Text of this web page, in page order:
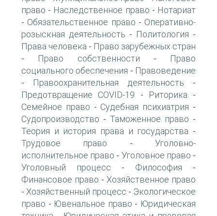
право - Наследственное право - Нотариат
- Обязательственное право - Оперативно-
розыскная деятельность - Политология -
Права человека - Право зарубежных стран
- Право собственности -
Право
социального обеспечения - Правоведение
- Правоохранительная деятельность -
Предотвращение COVID-19 - Риторика -
Семейное право - Судебная психиатрия -
Судопроизводство - Таможенное право -
Теория и история права и государства -
Трудовое право -Уголовно-
исполнительное право - Уголовное право -
Уголовный процесс - Философия -
Финансовое право - Хозяйственное право
- Хозяйственный процесс - Экологическое
право - Ювенальное право - Юридическая